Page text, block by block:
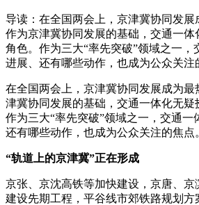
导读：在全国两会上，京津冀协同发展
作为京津冀协同发展的基础，交通一体
角色。作为三大“率先突破”领域之一，
进展、还有哪些动作，也成为公众关注
在全国两会上，京津冀协同发展成为
津冀协同发展的基础，交通一体化无疑
作为三大“率先突破”领域之一，交通一
还有哪些动作，也成为公众关注的焦点
“轨道上的京津冀”正在形成
京张、京沈高铁等加快建设，京唐、京
建设先期工程，平谷线市郊铁路规划方